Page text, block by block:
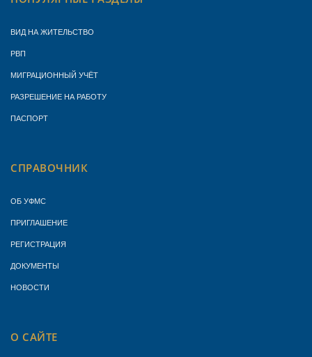
ВИД НА ЖИТЕЛЬСТВО
РВП
МИГРАЦИОННЫЙ УЧЁТ
РАЗРЕШЕНИЕ НА РАБОТУ
ПАСПОРТ
СПРАВОЧНИК
ОБ УФМС
ПРИГЛАШЕНИЕ
РЕГИСТРАЦИЯ
ДОКУМЕНТЫ
НОВОСТИ
О САЙТЕ